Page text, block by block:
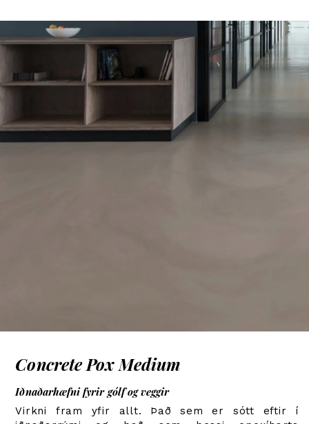
Concrete Pox Medium
Iðnaðarhæfni fyrir gólf og veggir
Virkni fram yfir allt. Það sem er sótt eftir í